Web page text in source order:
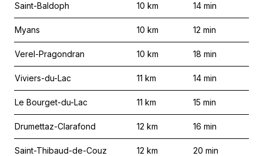
Saint-Baldoph 10 km 14 min
Myans 10 km 12 min
Verel-Pragondran 10 km 18 min
Viviers-du-Lac 11 km 14 min
Le Bourget-du-Lac 11 km 15 min
Drumettaz-Clarafond 12 km 16 min
Saint-Thibaud-de-Couz 12 km 20 min